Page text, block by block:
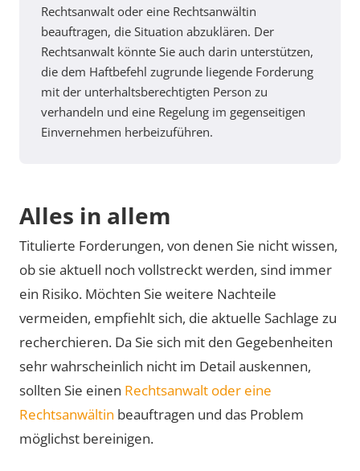
Rechtsanwalt oder eine Rechtsanwältin
beauftragen, die Situation abzuklären. Der
Rechtsanwalt könnte Sie auch darin unterstützen,
die dem Haftbefehl zugrunde liegende Forderung
mit der unterhaltsberechtigten Person zu
verhandeln und eine Regelung im gegenseitigen
Einvernehmen herbeizuführen.
Alles in allem
Titulierte Forderungen, von denen Sie nicht wissen,
ob sie aktuell noch vollstreckt werden, sind immer
ein Risiko. Möchten Sie weitere Nachteile
vermeiden, empfiehlt sich, die aktuelle Sachlage zu
recherchieren. Da Sie sich mit den Gegebenheiten
sehr wahrscheinlich nicht im Detail auskennen,
sollten Sie einen Rechtsanwalt oder eine
Rechtsanwältin beauftragen und das Problem
möglichst bereinigen.